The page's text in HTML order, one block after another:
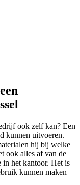
ook zelf kan? Een
kunnen uitvoeren.
hij bij welke
ook alles af van de
in het kantoor. Het is
kunnen maken